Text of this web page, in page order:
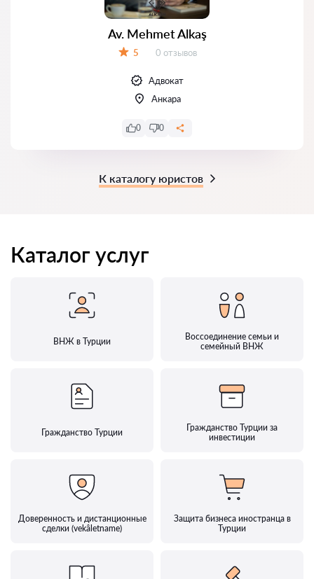
Av. Mehmet Alkaş
5 Отзывов:
0 отзывов
Адвокат
Анкара
0 0
К каталогу юристов
Каталог услуг
ВНЖ в Турции
Воссоединение семьи и
семейный ВНЖ
Гражданство Турции
Гражданство Турции за
инвестиции
Доверенность и дистанционные
сделки (vekâletname)
Защита бизнеса иностранца в
Турции